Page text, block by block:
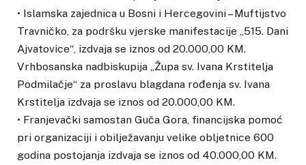
• Islamska zajednica u Bosni i Hercegovini – Muftijstvo
Travničko, za podršku vjerske manifestacije „515. Dani
Ajvatovice“, izdvaja se iznos od 20.000,00 KM.
Vrhbosanska nadbiskupija „Župa sv. Ivana Krstitelja
Podmilačje“ za proslavu blagdana rođenja sv. Ivana
Krstitelja izdvaja se iznos od 20.000,00 KM.
• Franjevački samostan Guča Gora, financijska pomoć
pri organizaciji i obilježavanju velike obljetnice 600
godina postojanja izdvaja se iznos od 40.000,00 KM.